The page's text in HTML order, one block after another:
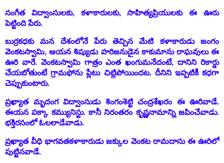
సంగీత విద్వాంసులకు, కళాకారులకు, సాహిత్యప్రియులకు ఈ ఊరు
పెట్టింది పేరు.
బుర్రకధకు మన దేశంలోనే పేరు తెచ్చిన మేటి కళాకారుడు జంగం
వెంకటస్వామి, ఆయన శిష్యుడు హరిజనుడైన కాకుమాను రాఘవులు ఈ
ఊరి వారే. వెంకటస్వామి గాత్రం ఎంత ఖంగుమనేదంటే, దానిని రికార్డు
చేయబోతుంటే గ్రామఫోను ప్లేటు చిట్లిపోయిందట. దీనిని ఇప్పటికీ కధగా
చెప్పుకుంటారు.
ప్రఖ్యాత మృదంగ విద్వాంసుడు శింగంశెట్టి చంద్రశేఖరం ఈ ఊరివాడే.
ఈయన పక్కా కమ్యునిస్టు. కానీ నిరంతరం కృష్ణనామాన్ని జపించేవాడు.
భక్తిరసంలో ఓలలాడేవాడు.
ప్రఖ్యాత వీధి భాగవతకళాకారుడు జక్కుల వెంకట రామదాసు ఈ ఊరిలో
పుట్టినవాడే.